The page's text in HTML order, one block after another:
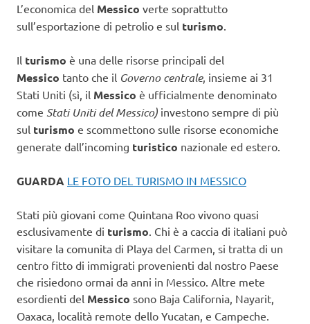
L’economica del Messico verte soprattutto
sull’esportazione di petrolio e sul turismo.
Il turismo è una delle risorse principali del
Messico tanto che il Governo centrale, insieme ai 31
Stati Uniti (sì, il Messico è ufficialmente denominato
come Stati Uniti del Messico) investono sempre di più
sul turismo e scommettono sulle risorse economiche
generate dall’incoming turistico nazionale ed estero.
GUARDA LE FOTO DEL TURISMO IN MESSICO
Stati più giovani come Quintana Roo vivono quasi
esclusivamente di turismo. Chi è a caccia di italiani può
visitare la comunita di Playa del Carmen, si tratta di un
centro fitto di immigrati provenienti dal nostro Paese
che risiedono ormai da anni in Messico. Altre mete
esordienti del Messico sono Baja California, Nayarit,
Oaxaca, località remote dello Yucatan, e Campeche.